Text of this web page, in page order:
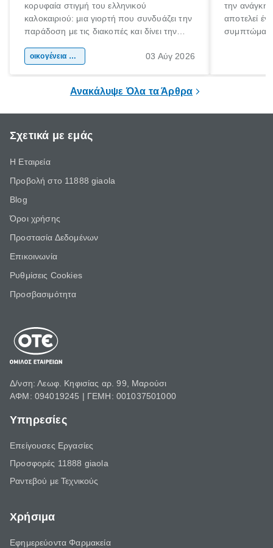
κορυφαία στιγμή του ελληνικού
καλοκαιριού: μια γιορτή που συνδυάζει την
παράδοση με τις διακοπές και δίνει την
χώρας. Είτε πρόκειται για λίγες μέρες
οικογένεια & παιδί 03 Αύγ 2026
την ανάγκη
αποτελεί
Ανακάλυψε Όλα τα Άρθρα
Σχετικά με εμάς
Η Εταιρεία
Προβολή στο 11888 giaola
Blog
Όροι χρήσης
Προστασία Δεδομένων
Επικοινωνία
Ρυθμίσεις Cookies
Προσβασιμότητα
Δ/νση: Λεωφ. Κηφισίας αρ. 99, Μαρούσι
ΑΦΜ: 094019245 | ΓΕΜΗ: 001037501000
Υπηρεσίες
Επείγουσες Εργασίες
Προσφορές 11888 giaola
Ραντεβού με Τεχνικούς
Χρήσιμα
Εφημερεύοντα Φαρμακεία